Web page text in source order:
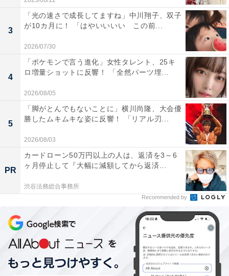
3
「光の速さで成長してますね」中川翔子、双子
が10カ月に！ 「はやいいいい この前...
2026/07/30
4
「ポケモンで言う進化」女性タレント、25キ
ロ増量ショットに反響！ 「全然パーツ埋...
2026/08/05
5
「脚がとんでもないことに」横川尚隆、大会優
勝したムキムキな姿に反響！ 「リアル刃...
2026/08/03
PR
カードローン50万円以上の人は、返済を3～6
ヶ月停止して『大幅に減額してから返済...
渋谷法務総合事務所
Recommended by